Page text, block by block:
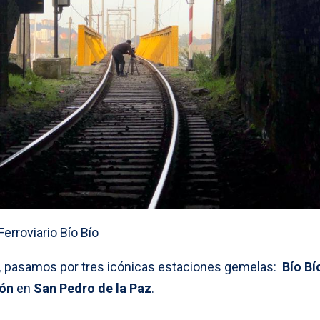
Bío Bío
pasamos por tres icónicas estaciones gemelas: Bío
en San Pedro de la Paz.